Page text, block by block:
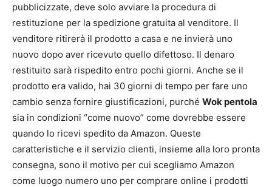
pubblicizzate, deve solo avviare la procedura di
restituzione per la spedizione gratuita al venditore. Il
venditore ritirerà il prodotto a casa e ne invierà uno
nuovo dopo aver ricevuto quello difettoso. Il denaro
restituito sarà rispedito entro pochi giorni. Anche se il
prodotto era valido, hai 30 giorni di tempo per fare uno
cambio senza fornire giustificazioni, purché Wok pentola
sia in condizioni “come nuovo” come dovrebbe essere
quando lo ricevi spedito da Amazon. Queste
caratteristiche e il servizio clienti, insieme alla loro pronta
consegna, sono il motivo per cui scegliamo Amazon
come luogo numero uno per comprare online i prodotti